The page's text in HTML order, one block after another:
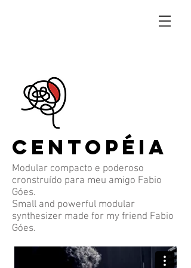
CENTOPÉIA
Modular compacto e poderoso
cronstruído para meu amigo Fabio
Góes.
Small and powerful modular
synthesizer made for my friend Fabio
Góes.